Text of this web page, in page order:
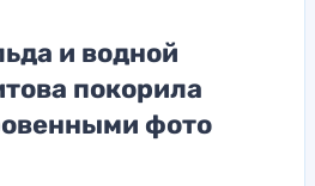
и водной
покорила
фото